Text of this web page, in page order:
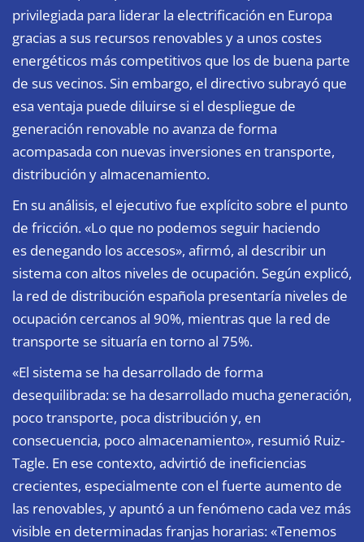
privilegiada para liderar la electrificación en Europa
gracias a sus recursos renovables y a unos costes
energéticos más competitivos que los de buena parte
de sus vecinos. Sin embargo, el directivo subrayó que
esa ventaja puede diluirse si el despliegue de
generación renovable no avanza de forma
acompasada con nuevas inversiones en transporte,
distribución y almacenamiento.
En su análisis, el ejecutivo fue explícito sobre el punto
de fricción. «Lo que no podemos seguir haciendo
es denegando los accesos», afirmó, al describir un
sistema con altos niveles de ocupación. Según explicó,
la red de distribución española presentaría niveles de
ocupación cercanos al 90%, mientras que la red de
transporte se situaría en torno al 75%.
«El sistema se ha desarrollado de forma
desequilibrada: se ha desarrollado mucha generación,
poco transporte, poca distribución y, en
consecuencia, poco almacenamiento», resumió Ruiz-
Tagle. En ese contexto, advirtió de ineficiencias
crecientes, especialmente con el fuerte aumento de
las renovables, y apuntó a un fenómeno cada vez más
visible en determinadas franjas horarias: «Tenemos